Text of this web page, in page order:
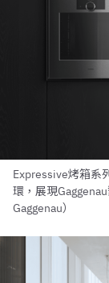
Expressive烤箱系
環，展現
Gaggenau）